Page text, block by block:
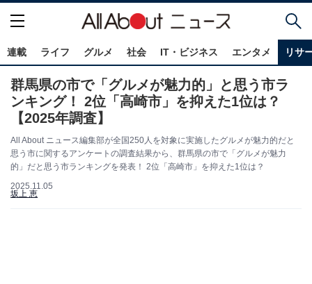
連載 ライフ グルメ 社会 IT・ビジネス エンタメ リサ
群馬県の市で「グルメが魅力的」と思う市ラ
ンキング！ 2位「高崎市」を抑えた1位は？
【2025年調査】
All About ニュース編集部が全国250人を対象に実施したグルメが魅力的だと
思う市に関するアンケートの調査結果から、群馬県の市で「グルメが魅力
的」だと思う市ランキングを発表！ 2位「高崎市」を抑えた1位は？
2025.11.05
坂上 恵